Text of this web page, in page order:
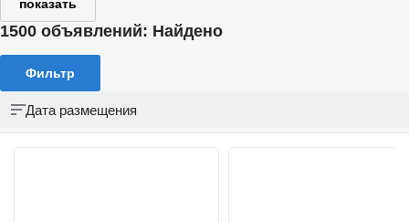
показать
1500 объявлений: Найдено
Фильтр
Дата размещения